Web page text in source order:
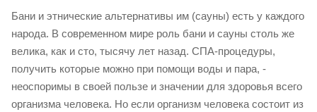
Бани и этнические альтернативы им (сауны) есть у каждого
народа. В современном мире роль бани и сауны столь же
велика, как и сто, тысячу лет назад. СПА-процедуры,
получить которые можно при помощи воды и пара, -
неоспоримы в своей пользе и значении для здоровья всего
организма человека. Но если организм человека состоит из